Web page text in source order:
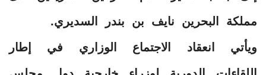
مملكة البحرين نايف بن بندر السديري.
ويأتي انعقاد الاجتماع الوزاري في إطار